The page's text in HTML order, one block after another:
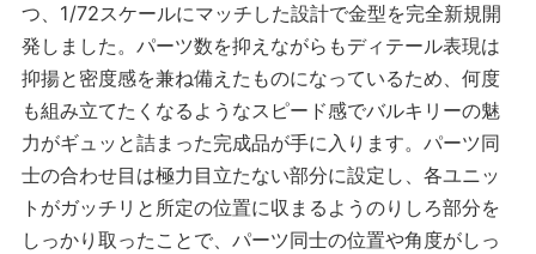
つ、1/72スケールにマッチした設計で金型を完全新規開
発しました。パーツ数を抑えながらもディテール表現は
抑揚と密度感を兼ね備えたものになっているため、何度
も組み立てたくなるようなスピード感でバルキリーの魅
力がギュッと詰まった完成品が手に入ります。パーツ同
士の合わせ目は極力目立たない部分に設定し、各ユニッ
トがガッチリと所定の位置に収まるようのりしろ部分を
しっかり取ったことで、パーツ同士の位置や角度がしっ